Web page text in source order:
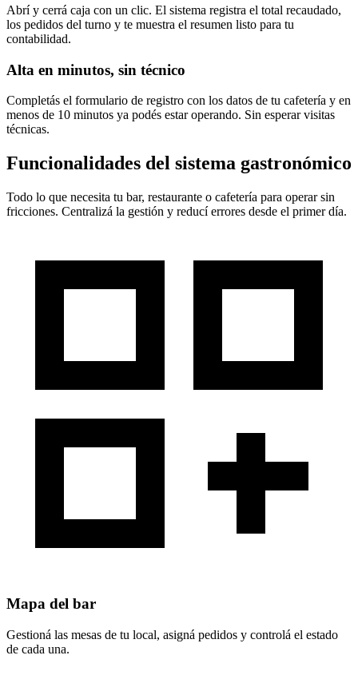
Abrí y cerrá caja con un clic. El sistema registra el total recaudado,
los pedidos del turno y te muestra el resumen listo para tu
contabilidad.
Alta en minutos, sin técnico
Completás el formulario de registro con los datos de tu cafetería y en
menos de 10 minutos ya podés estar operando. Sin esperar visitas
técnicas.
Funcionalidades del sistema gastronómico
Todo lo que necesita tu bar, restaurante o cafetería para operar sin
fricciones. Centralizá la gestión y reducí errores desde el primer día.
Mapa del bar
Gestioná las mesas de tu local, asigná pedidos y controlá el estado
de cada una.